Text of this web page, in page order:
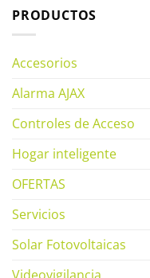
PRODUCTOS
Accesorios
Alarma AJAX
Controles de Acceso
Hogar inteligente
OFERTAS
Servicios
Solar Fotovoltaicas